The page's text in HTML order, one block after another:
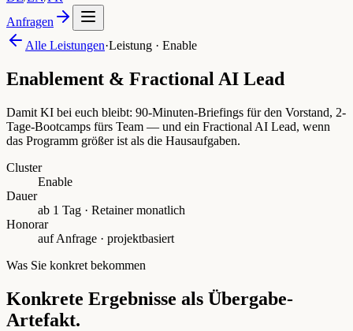
Anfragen
Alle Leistungen·Leistung · Enable
Enablement & Fractional AI Lead
Damit KI bei euch bleibt: 90-Minuten-Briefings für den Vorstand, 2-
Tage-Bootcamps fürs Team — und ein Fractional AI Lead, wenn
das Programm größer ist als die Hausaufgaben.
Cluster
Enable
Dauer
ab 1 Tag · Retainer monatlich
Honorar
auf Anfrage · projektbasiert
Was Sie konkret bekommen
Konkrete Ergebnisse als Übergabe-
Artefakt.